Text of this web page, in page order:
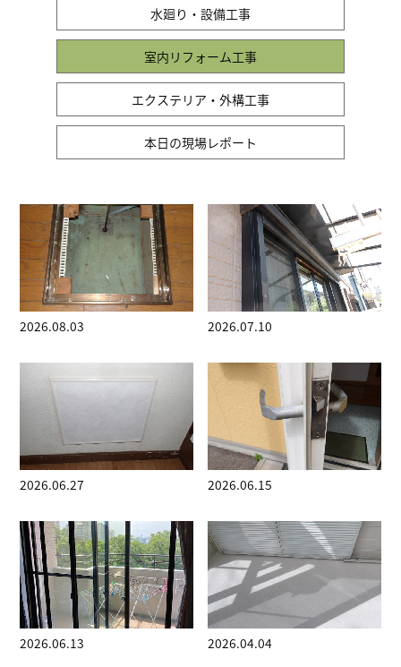
水廻り・設備工事
室内リフォーム工事
エクステリア・外構工事
本日の現場レポート
2026.08.03 2026.07.10
2026.06.27 2026.06.15
2026.06.13 2026.04.04